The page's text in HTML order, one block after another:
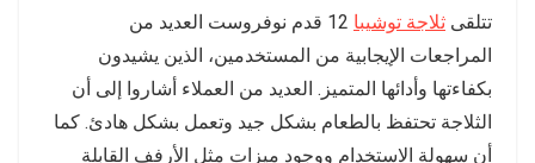
تتلقى ثلاجة توشيبا
12 قدم نوفروست العديد من
المراجعات الإيجابية من المستخدمين، الذين يشيدون
بكفاءتها وأدائها المتميز. العديد من العملاء أشاروا إلى أن
الثلاجة تحتفظ بالطعام بشكل جيد وتعمل بشكل هادئ. كما
أن سهولة الاستخدام ووجود ميزات مثل الأرفف القابلة